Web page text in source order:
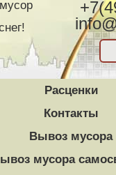
Расценки
Контакты
Вывоз мусора
мусора